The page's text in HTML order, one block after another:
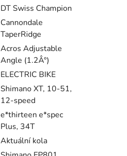
DT Swiss Champion
Cannondale
TaperRidge
Acros Adjustable
Angle (1.2Â°)
ELECTRIC BIKE
Shimano XT, 10-51,
12-speed
e*thirteen e*spec
Plus, 34T
Aktuální kola